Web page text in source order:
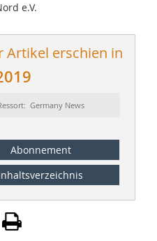
e.V.
Artikel erschien in
Germany News
Abonnement